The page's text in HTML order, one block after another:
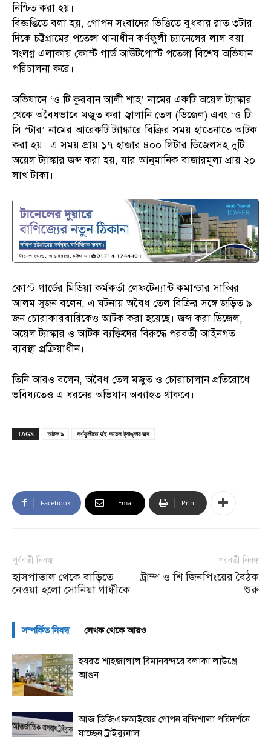
নিশ্চিত করা হয়।
বিজ্ঞপ্তিতে বলা হয়, গোপন সংবাদের ভিত্তিতে বুধবার রাত ৩টার
দিকে চট্টগ্রামের পতেঙ্গা থানাধীন কর্ণফুলী চ্যানেলের লাল বয়া
সংলগ্ন এলাকায় কোস্ট গার্ড আউটপোস্ট পতেঙ্গা বিশেষ অভিযান
পরিচালনা করে।
অভিযানে ‘ও টি কুরবান আলী শাহ’ নামের একটি অয়েল ট্যাঙ্কার
থেকে অবৈধভাবে মজুত করা জ্বালানি তেল (ডিজেল) এবং ‘ও টি
সি স্টার’ নামের আরেকটি ট্যাঙ্কারে বিক্রির সময় হাতেনাতে আটক
করা হয়। এ সময় প্রায় ১৭ হাজার ৪০০ লিটার ডিজেলসহ দুটি
অয়েল ট্যাঙ্কার জব্দ করা হয়, যার আনুমানিক বাজারমূল্য প্রায় ২০
লাখ টাকা।
কোস্ট গার্ডের মিডিয়া কর্মকর্তা লেফটেন্যান্ট কমান্ডার সাব্বির
আলম সুজন বলেন, এ ঘটনায় অবৈধ তেল বিক্রির সঙ্গে জড়িত ৯
জন চোরাকারবারিকেও আটক করা হয়েছে। জব্দ করা ডিজেল,
অয়েল ট্যাঙ্কার ও আটক ব্যক্তিদের বিরুদ্ধে পরবর্তী আইনগত
ব্যবস্থা প্রক্রিয়াধীন।
তিনি আরও বলেন, অবৈধ তেল মজুত ও চোরাচালান প্রতিরোধে
ভবিষ্যতেও এ ধরনের অভিযান অব্যাহত থাকবে।
TAGS আটক ৯ কর্ণফুলীতে দুই অয়েল ট্যাঙ্কার জব্দ
Facebook Email Print
পূর্ববর্তী নিবন্ধ
হাসপাতাল থেকে বাড়িতে
নেওয়া হলো সোনিয়া গান্ধীকে
পরবর্তী নিবন্ধ
ট্রাম্প ও শি জিনপিংয়ের বৈঠক
শুরু
সম্পর্কিত নিবন্ধ লেখক থেকে আরও
হযরত শাহজালাল বিমানবন্দরে বলাকা লাউঞ্জে
আগুন
আজ ডিজিএফআইয়ের গোপন বন্দিশালা পরিদর্শনে
যাচ্ছেন ট্রাইব্যুনাল